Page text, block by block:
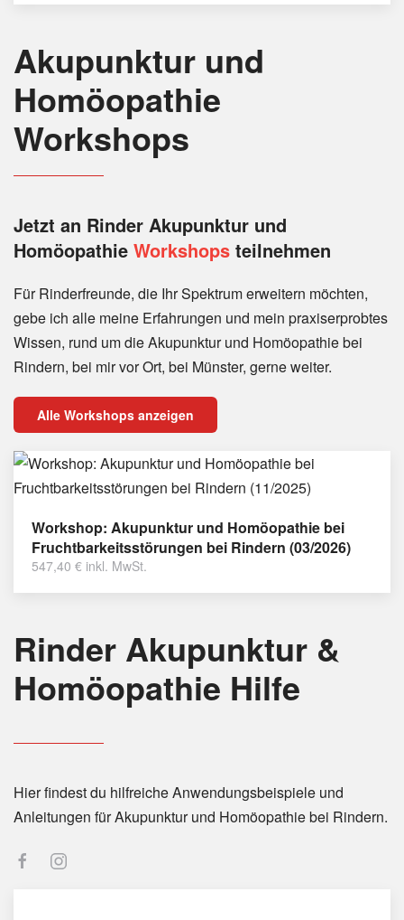
Akupunktur und
Homöopathie
Workshops
Jetzt an Rinder Akupunktur und
Homöopathie Workshops teilnehmen
Für Rinderfreunde, die Ihr Spektrum erweitern möchten,
gebe ich alle meine Erfahrungen und mein praxiserprobtes
Wissen, rund um die Akupunktur und Homöopathie bei
Rindern, bei mir vor Ort, bei Münster, gerne weiter.
Alle Workshops anzeigen
Workshop: Akupunktur und Homöopathie bei
Fruchtbarkeitsstörungen bei Rindern (03/2026)
547,40 € inkl. MwSt.
Rinder Akupunktur &
Homöopathie Hilfe
Hier findest du hilfreiche Anwendungsbeispiele und
Anleitungen für Akupunktur und Homöopathie bei Rindern.